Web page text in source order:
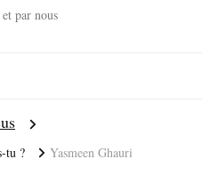
par nous
tu ? Yasmeen Ghauri